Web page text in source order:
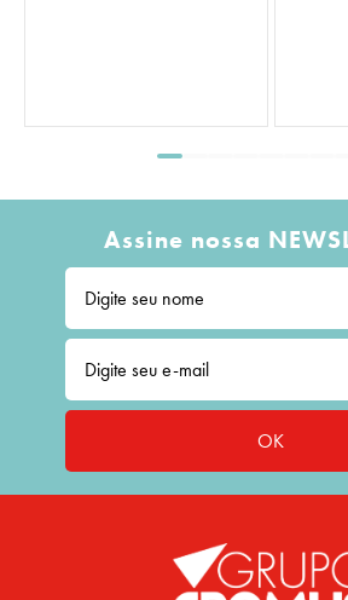
Assine nossa
OK